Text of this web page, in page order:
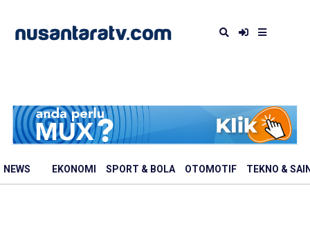
NEWS EKONOMI SPORT & BOLA OTOMOTIF TEKNO &